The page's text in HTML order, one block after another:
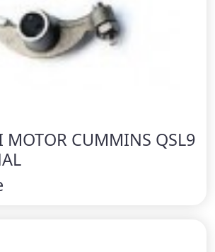
MOTOR CUMMINS QSL9